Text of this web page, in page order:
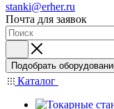
stanki@erher.ru
Почта для заявок
Подобрать
Каталог